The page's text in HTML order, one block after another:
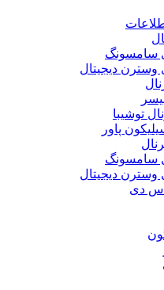
سامسونگ
دیجیتال
توشیبا
پاور
سامسونگ
دیجیتال
اس دی